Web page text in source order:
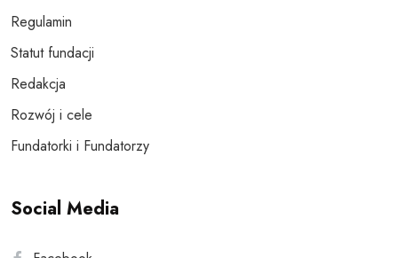
Regulamin
Statut fundacji
Redakcja
Rozwój i cele
Fundatorki i Fundatorzy
Social Media